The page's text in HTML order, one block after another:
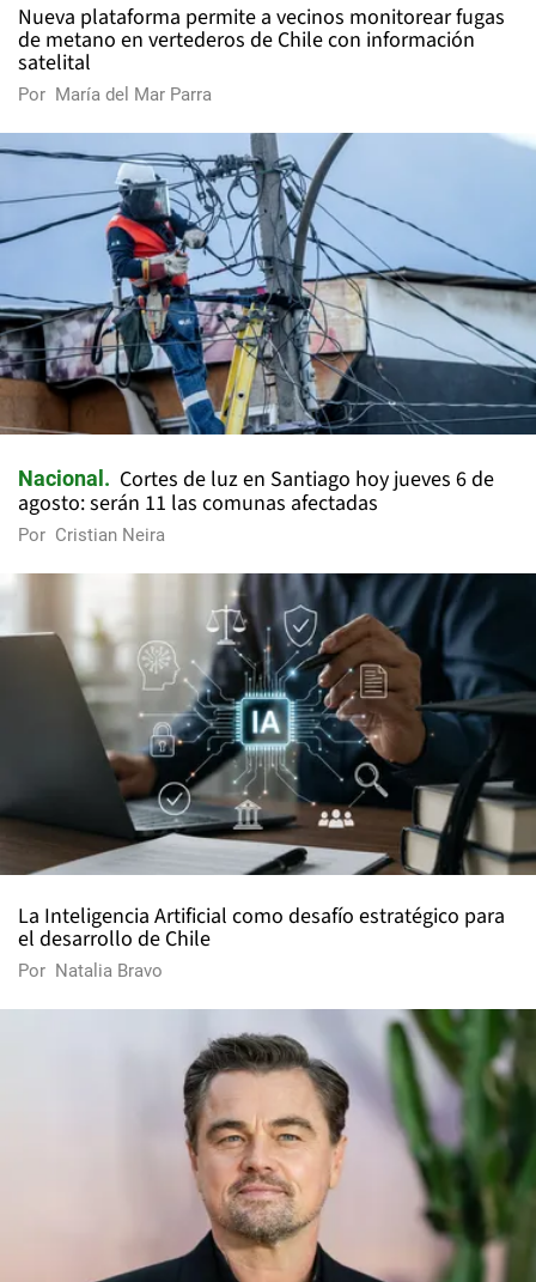
Nueva plataforma permite a vecinos monitorear fugas
de metano en vertederos de Chile con información
satelital
Por María del Mar Parra
Nacional
Cortes de luz en Santiago hoy jueves 6 de
agosto: serán 11 las comunas afectadas
Por Cristian Neira
La Inteligencia Artificial como desafío estratégico para
el desarrollo de Chile
Por Natalia Bravo